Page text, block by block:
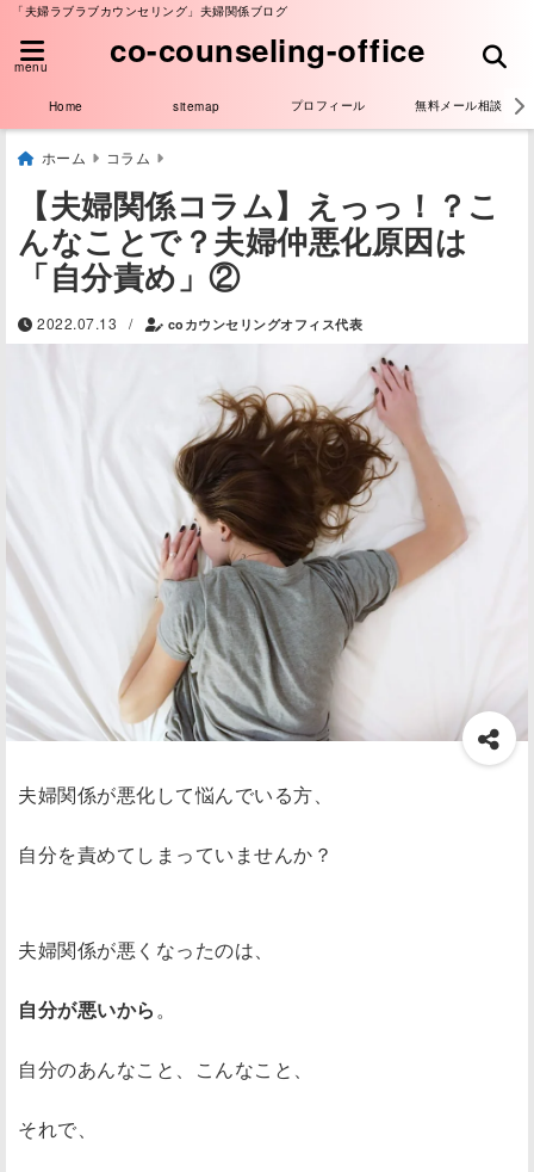
「夫婦ラブラブカウンセリング」夫婦関係ブログ
menu co-counseling-office
Home sitemap プロフィール 無料メール相談
ホーム コラム
【夫婦関係コラム】えっっ！？こ
んなことで？夫婦仲悪化原因は
「自分責め」②
2022.07.13 / coカウンセリングオフィス代表
夫婦関係が悪化して悩んでいる方、
自分を責めてしまっていませんか？
夫婦関係が悪くなったのは、
自分が悪いから 。
自分のあんなこと、こんなこと、
それで、